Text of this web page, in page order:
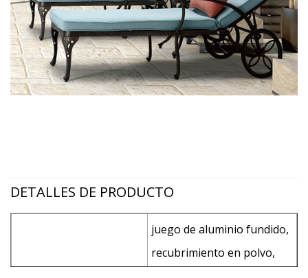
DETALLES DE PRODUCTO
juego de aluminio fundido,
recubrimiento en polvo,